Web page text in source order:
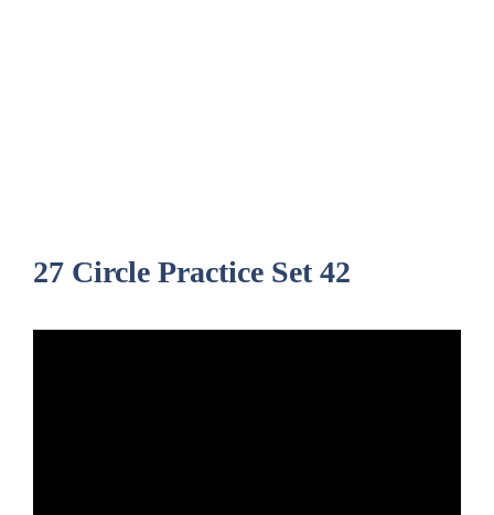
27 Circle Practice Set 42